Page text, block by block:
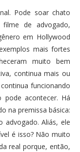
Pode soar chato
de advogado,
em Hollywood
mais fortes
muito bem
continua mais ou
funcionando
acontecer. Há
na premissa básica:
advogado. Aliás, ele
é isso? Não muito
real porque, então,